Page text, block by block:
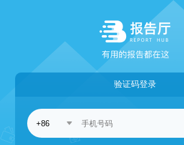
验证码登录